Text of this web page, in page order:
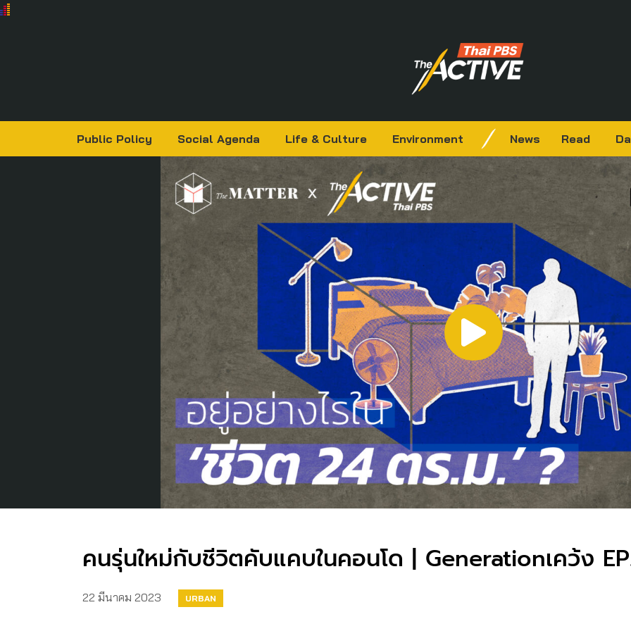
Public Policy Social Agenda Life & Culture Environment News Read
คนรุ่นใหม่กับชีวิตคับแคบในคอนโด | Generationเคว้ง
22 มีนาคม 2023 URBAN